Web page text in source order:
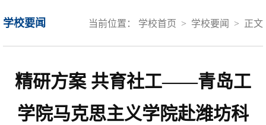
当前位置： 学校首页 > 学校要闻 > 正文
学校要闻
精研方案 共育社工——青岛工
学院马克思主义学院赴潍坊科